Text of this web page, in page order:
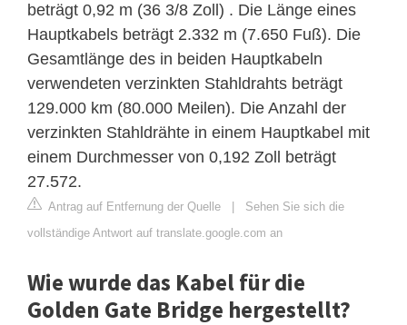
beträgt 0,92 m (36 3/8 Zoll) . Die Länge eines
Hauptkabels beträgt 2.332 m (7.650 Fuß). Die
Gesamtlänge des in beiden Hauptkabeln
verwendeten verzinkten Stahldrahts beträgt
129.000 km (80.000 Meilen). Die Anzahl der
verzinkten Stahldrähte in einem Hauptkabel mit
einem Durchmesser von 0,192 Zoll beträgt
27.572.
Antrag auf Entfernung der Quelle
Sehen Sie sich die
vollständige Antwort auf translate.google.com an
Wie wurde das Kabel für die
Golden Gate Bridge hergestellt?